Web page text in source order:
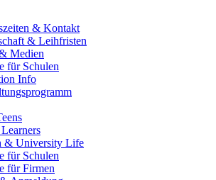
& Kontakt
& Leihfristen
Medien
für Schulen
Info
& University Life
für Schulen
für Firmen